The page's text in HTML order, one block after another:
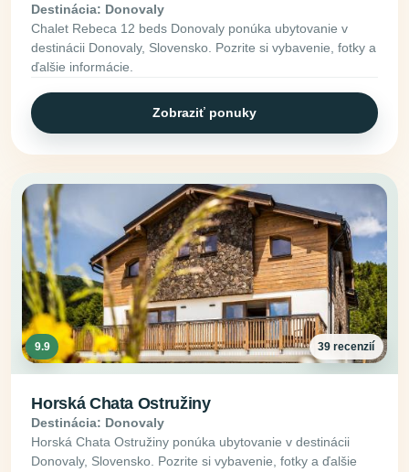
Destinácia: Donovaly
Chalet Rebeca 12 beds Donovaly ponúka ubytovanie v
destinácii Donovaly, Slovensko. Pozrite si vybavenie, fotky a
ďalšie informácie.
Zobraziť ponuky
9.9 39 recenzií
Horská Chata Ostružiny
Destinácia: Donovaly
Horská Chata Ostružiny ponúka ubytovanie v destinácii
Donovaly, Slovensko. Pozrite si vybavenie, fotky a ďalšie